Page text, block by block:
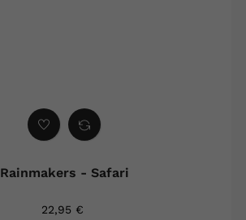
Rainmakers - Safari
22,95 €